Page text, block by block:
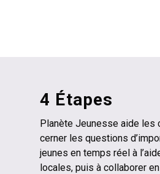
4 Étapes
Planète Jeunesse aide les
cerner les questions
jeunes en temps réel à
locales, puis à collaborer